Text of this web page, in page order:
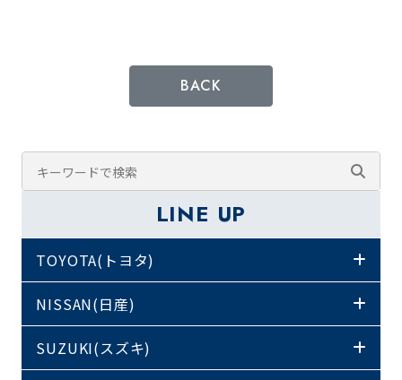
BACK
LINE UP
TOYOTA(トヨタ)
NISSAN(日産)
SUZUKI(スズキ)